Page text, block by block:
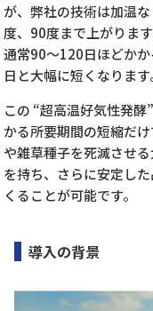
が、弊社の技術は加温
度、90度まで上がりま
通常90～120日ほどか
日と大幅に短くなります
この “超高温好気性発酵
かる所要期間の短縮だ
や雑草種子を死滅させ
を持ち、さらに安定し
くることが可能です。
導入の背景